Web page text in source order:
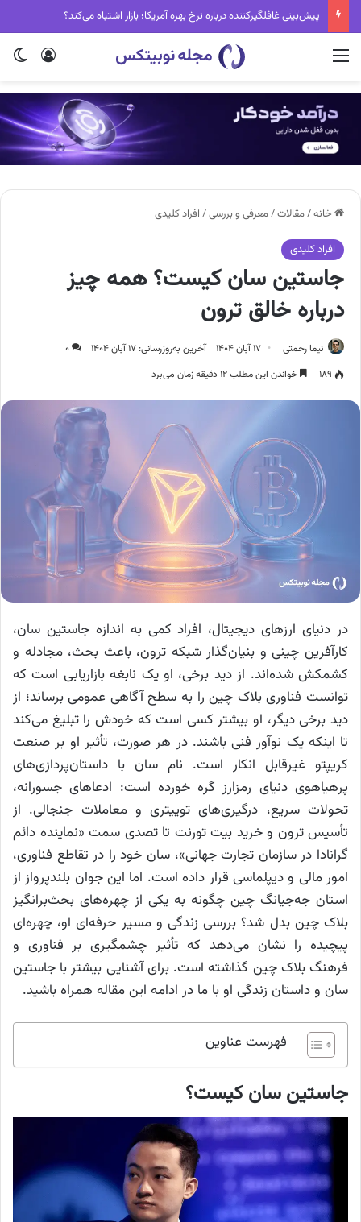
سقوط بزرگ آلت کوین‌ها: ۷۲ درصد از ۱۰۰ ارز برتر کریپتو مرده‌اند!
ورود منو
خانه/مقالات/معرفی و بررسی/ افراد کلیدی
افراد کلیدی
جاستین سان کیست؟ همه چیز
درباره خالق ترون
نیما رحمتی ۱۷ آبان ۱۴۰۴ آخرین به‌روزرسانی: ۱۷ آبان ۱۴۰۴
۰
۱۸۹
خواندن این مطلب ۱۲ دقیقه زمان می‌برد
در دنیای ارزهای دیجیتال، افراد کمی به اندازه جاستین سان،
کارآفرین چینی و بنیان‌گذار شبکه ترون، باعث بحث، مجادله و
کشمکش شده‌اند. از دید برخی، او یک نابغه بازاریابی است که
توانست فناوری بلاک چین را به سطح آگاهی عمومی برساند؛ از
دید برخی دیگر، او بیشتر کسی است که خودش را تبلیغ می‌کند
تا اینکه یک نوآور فنی باشند. در هر صورت، تأثیر او بر صنعت
کریپتو غیرقابل انکار است. نام سان با داستان‌پردازی‌های
پرهیاهوی دنیای رمزارز گره خورده است: ادعاهای جسورانه،
تحولات سریع، درگیری‌های توییتری و معاملات جنجالی. از
تأسیس ترون و خرید بیت تورنت تا تصدی سمت «نماینده دائم
گرانادا در سازمان تجارت جهانی»، سان خود را در تقاطع فناوری،
امور مالی و دیپلماسی قرار داده است. اما این جوان بلندپرواز از
استان جه‌جیانگ چین چگونه به یکی از چهره‌های بحث‌برانگیز
بلاک چین بدل شد؟ بررسی زندگی و مسیر حرفه‌ای او، چهره‌ای
پیچیده را نشان می‌دهد که تأثیر چشمگیری بر فناوری و
فرهنگ بلاک چین گذاشته است. برای آشنایی بیشتر با جاستین
سان و داستان زندگی او با ما در ادامه این مقاله همراه باشید.
فهرست عناوین
جاستین سان کیست؟